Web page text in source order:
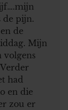
de pijn.
de
Mijn
had
en die
zou er